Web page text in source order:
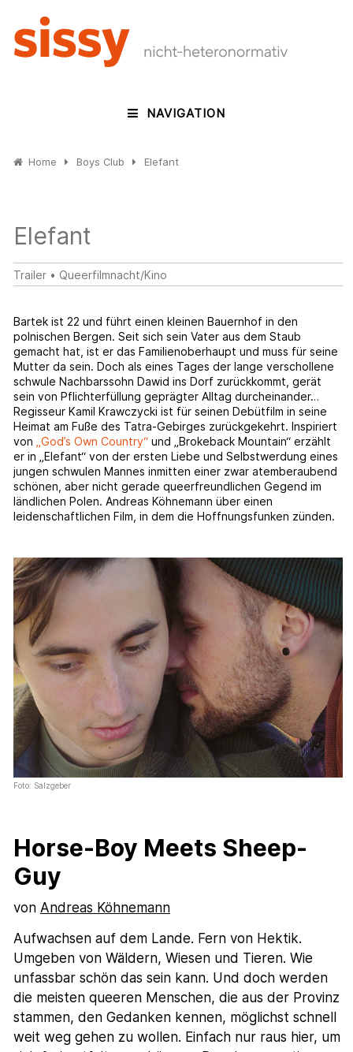
NAVIGATION
Home Boys Club Elefant
Elefant
Trailer • Queerfilmnacht/Kino
Bartek ist 22 und führt einen kleinen Bauernhof in den
polnischen Bergen. Seit sich sein Vater aus dem Staub
gemacht hat, ist er das Familienoberhaupt und muss für seine
Mutter da sein. Doch als eines Tages der lange verschollene
schwule Nachbarssohn Dawid ins Dorf zurückkommt, gerät
sein von Pflichterfüllung geprägter Alltag durcheinander…
Regisseur Kamil Krawczycki ist für seinen Debütfilm in seine
Heimat am Fuße des Tatra-Gebirges zurückgekehrt. Inspiriert
von
„God’s Own Country“ und „Brokeback Mountain“ erzählt
er in „Elefant“ von der ersten Liebe und Selbstwerdung eines
jungen schwulen Mannes inmitten einer zwar atemberaubend
schönen, aber nicht gerade queerfreundlichen Gegend im
ländlichen Polen. Andreas Köhnemann über einen
leidenschaftlichen Film, in dem die Hoffnungsfunken zünden.
Foto: Salzgeber
Horse-Boy Meets Sheep-
Guy
von Andreas Köhnemann
Aufwachsen auf dem Lande. Fern von Hektik.
Umgeben von Wäldern, Wiesen und Tieren. Wie
unfassbar schön das sein kann. Und doch werden
die meisten queeren Menschen, die aus der Provinz
stammen, den Gedanken kennen, möglichst schnell
weit weg gehen zu wollen. Einfach nur raus hier, um